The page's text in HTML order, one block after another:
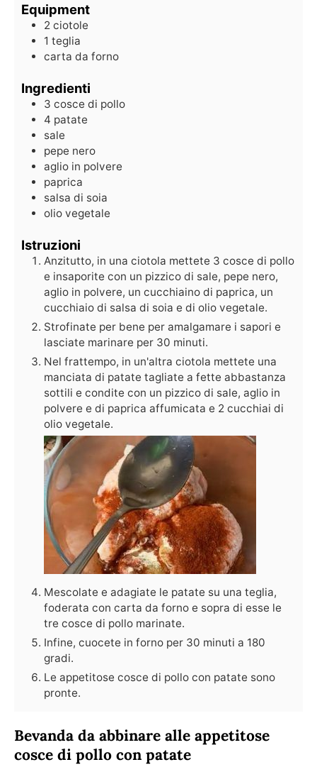
Equipment
2 ciotole
1 teglia
carta da forno
Ingredienti
3 cosce di pollo
4 patate
sale
pepe nero
aglio in polvere
paprica
salsa di soia
olio vegetale
Istruzioni
Anzitutto, in una ciotola mettete 3 cosce di pollo
e insaporite con un pizzico di sale, pepe nero,
aglio in polvere, un cucchiaino di paprica, un
cucchiaio di salsa di soia e di olio vegetale.
Strofinate per bene per amalgamare i sapori e
lasciate marinare per 30 minuti.
Nel frattempo, in un'altra ciotola mettete una
manciata di patate tagliate a fette abbastanza
sottili e condite con un pizzico di sale, aglio in
polvere e di paprica affumicata e 2 cucchiai di
olio vegetale.
Mescolate e adagiate le patate su una teglia,
foderata con carta da forno e sopra di esse le
tre cosce di pollo marinate.
Infine, cuocete in forno per 30 minuti a 180
gradi.
Le appetitose cosce di pollo con patate sono
pronte.
Bevanda da abbinare alle appetitose
cosce di pollo con patate